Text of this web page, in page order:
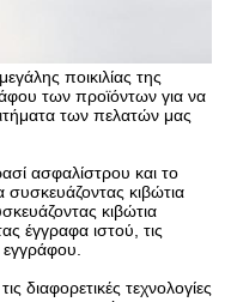
ποικιλίας της
των προϊόντων για να
των πελατών μας
ασφαλίστρου και το
κιβώτια
κιβώτια
έγγραφα ιστού, τις
εγγράφου.
διαφορετικές τεχνολογίες